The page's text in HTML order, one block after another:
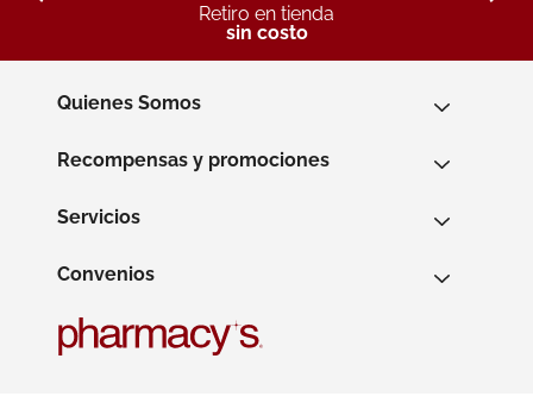
Retiro en tienda
sin costo
Quienes Somos
Recompensas y promociones
Servicios
Convenios